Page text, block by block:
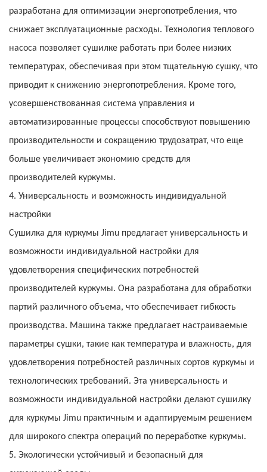
разработана для оптимизации энергопотребления, что
снижает эксплуатационные расходы. Технология теплового
насоса позволяет сушилке работать при более низких
температурах, обеспечивая при этом тщательную сушку, что
приводит к снижению энергопотребления. Кроме того,
усовершенствованная система управления и
автоматизированные процессы способствуют повышению
производительности и сокращению трудозатрат, что еще
больше увеличивает экономию средств для
производителей куркумы.
4. Универсальность и возможность индивидуальной
настройки
Сушилка для куркумы Jimu предлагает универсальность и
возможности индивидуальной настройки для
удовлетворения специфических потребностей
производителей куркумы. Она разработана для обработки
партий различного объема, что обеспечивает гибкость
производства. Машина также предлагает настраиваемые
параметры сушки, такие как температура и влажность, для
удовлетворения потребностей различных сортов куркумы и
технологических требований. Эта универсальность и
возможности индивидуальной настройки делают сушилку
для куркумы Jimu практичным и адаптируемым решением
для широкого спектра операций по переработке куркумы.
5. Экологически устойчивый и безопасный для